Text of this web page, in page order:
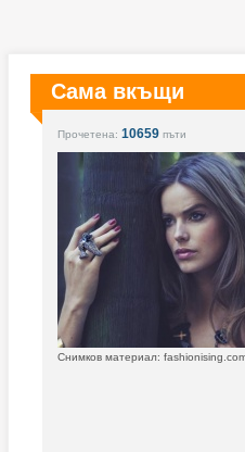
Сама вкъщи
Прочетена: 10659 пъти
Снимков материал: